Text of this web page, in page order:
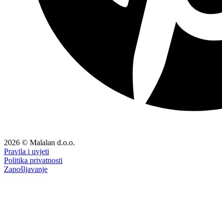
2026 © Malalan d.o.o.
Pravila i uvjeti
Politika privatnosti
Zapošljavanje